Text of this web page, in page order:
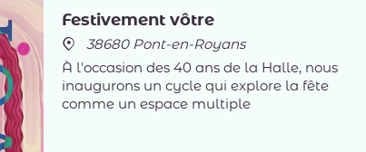
Festivement vôtre
38680 Pont-en-Royans
À l'occasion des 40 ans de la Halle, nous
inaugurons un cycle qui explore la fête
comme un espace multiple